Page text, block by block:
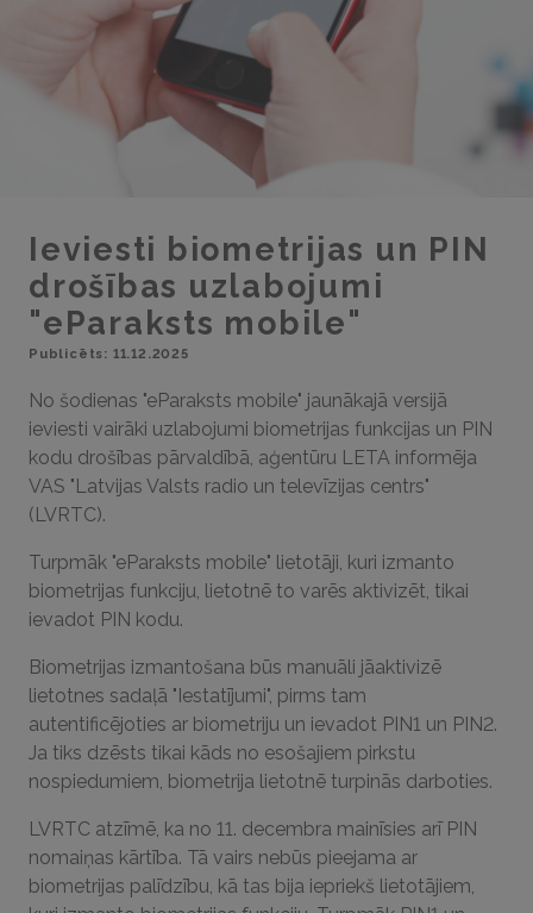
Ieviesti biometrijas un PIN
drošības uzlabojumi
"eParaksts mobile"
Publicēts: 11.12.2025
No šodienas "eParaksts mobile" jaunākajā versijā
ieviesti vairāki uzlabojumi biometrijas funkcijas un PIN
kodu drošības pārvaldībā, aģentūru LETA informēja
VAS "Latvijas Valsts radio un televīzijas centrs"
(LVRTC).
Turpmāk "eParaksts mobile" lietotāji, kuri izmanto
biometrijas funkciju, lietotnē to varēs aktivizēt, tikai
ievadot PIN kodu.
Biometrijas izmantošana būs manuāli jāaktivizē
lietotnes sadaļā "Iestatījumi", pirms tam
autentificējoties ar biometriju un ievadot PIN1 un PIN2.
Ja tiks dzēsts tikai kāds no esošajiem pirkstu
nospiedumiem, biometrija lietotnē turpinās darboties.
LVRTC atzīmē, ka no 11. decembra mainīsies arī PIN
nomaiņas kārtība. Tā vairs nebūs pieejama ar
biometrijas palīdzību, kā tas bija iepriekš lietotājiem,